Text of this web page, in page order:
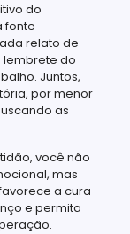
do
fonte
relato de
lembrete do
Juntos,
por menor
as
você não
mas
a cura
e permita